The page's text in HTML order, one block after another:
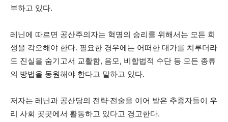
부하고 있다.
레닌에 따르면 공산주의자는 혁명의 승리를 위해서는 모든 희
생을 각오해야 한다. 필요한 경우에는 어떠한 대가를 치루더라
도 진실을 숨기고서 교활함, 음모, 비합법적 수단 등 모든 종류
의 방법을 동원해야 한다고 말하고 있다.
저자는 레닌과 공산당의 전략·전술을 이어 받은 추종자들이 우
리 사회 곳곳에서 활동하고 있다고 경고한다.